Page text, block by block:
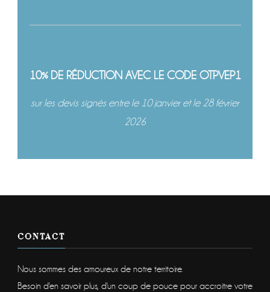
10% DE RÉDUCTION AVEC LE CODE OTPVEP1
sur les devis signés entre le 10 janvier et le 28 février
2026
CONTACT
Nous sommes des amoureux de notre territoire.
Besoin d'en savoir plus, d'un coup de pouce pour accroitre votre